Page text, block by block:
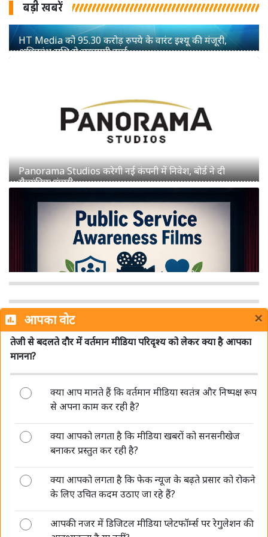
बड़ी खबरें
Panorama Studios करेगी नई कंपनी में निवेश, बोर्ड ने दी
सिनेमा हॉल में सरकारी जागरूकता फिल्मों को लेकर MIB ने साफ
किए नियम, जानें क्या बदला
Sun TV Network का बड़ा ऐलान, 12 अगस्त को अंतरिम
डिविडेंड पर बोर्ड की बैठक
DB Corp में सुधीर अग्रवाल और पवन अग्रवाल की पुनर्नियुक्ति पर
आपका वोट ×
तेजी से बदलते दौर में वर्तमान मीडिया परिदृश्य को लेकर क्या है आपका
मानना?
क्या आप मानते हैं कि वर्तमान मीडिया स्वतंत्र और निष्पक्ष रूप
से अपना काम कर रही है?
क्या आपको लगता है कि मीडिया खबरों को सनसनीखेज
बनाकर प्रस्तुत कर रही है?
क्या आपको लगता है कि फेक न्यूज के बढ़ते प्रसार को रोकने
के लिए उचित कदम उठाए जा रहे हैं?
आपकी नजर में डिजिटल मीडिया प्लेटफॉर्म्स पर रेगुलेशन की